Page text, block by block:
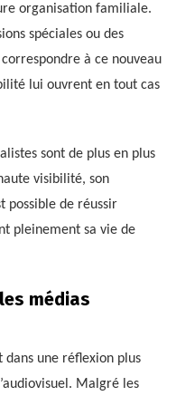
organisation familiale.
spéciales ou des
à ce nouveau
lui ouvrent en tout cas
sont de plus en plus
visibilité, son
possible de réussir
pleinement sa vie de
médias
dans une réflexion plus
Malgré les